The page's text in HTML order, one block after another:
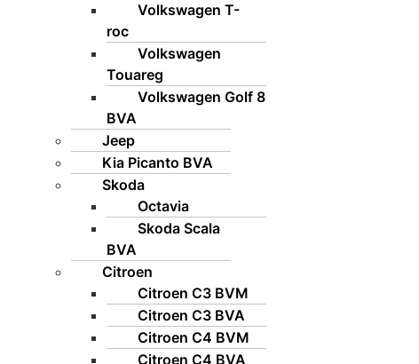
Volkswagen T-
roc
Volkswagen
Touareg
Volkswagen Golf 8
BVA
Jeep
Kia Picanto BVA
Skoda
Octavia
Skoda Scala
BVA
Citroen
Citroen C3 BVM
Citroen C3 BVA
Citroen C4 BVM
Citroen C4 BVA